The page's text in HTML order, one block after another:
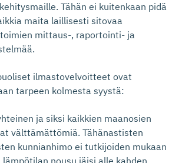
Tähän ei kuitenkaan pidä
maita laillisesti sitovaa
mittaus-, raportointi- ja
ilmastovelvoitteet ovat
tarpeen kolmesta syystä:
ja siksi kaikkien maanosien
välttämättömiä. Tähänastisten
kunnianhimo ei tutkijoiden mukaan
nousu jäisi alle kahden